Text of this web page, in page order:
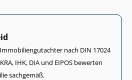
nach DIN 17024
IHK, DIA und EIPOS bewerten
sachgemäß.